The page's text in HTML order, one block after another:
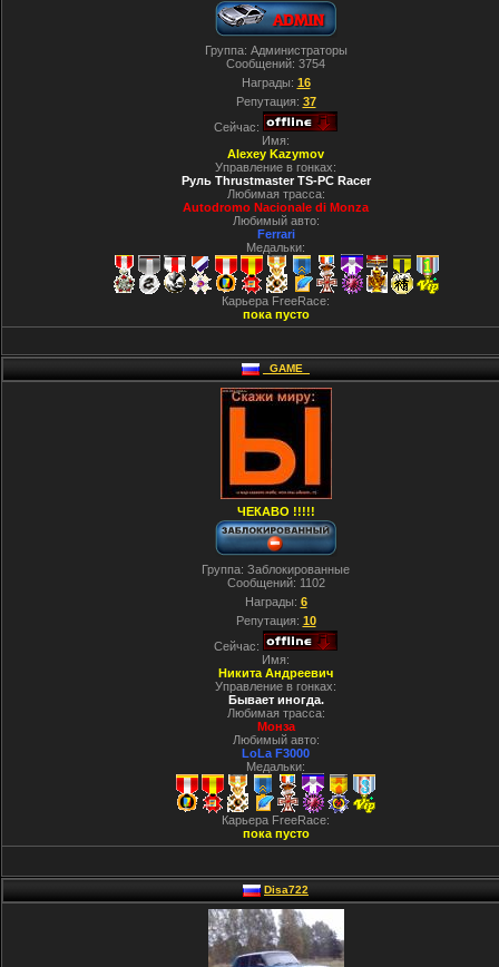
Группа: Администраторы
Сообщений: 3754
Награды: 16
Репутация: 37
Сейчас:
Имя:
Alexey Kazymov
Управление в гонках:
Руль Thrustmaster TS-PC Racer
Любимая трасса:
Autodromo Nacionale di Monza
Любимый авто:
Ferrari
Медальки:
Карьера FreeRace:
пока пусто
_GAME_
ЧЕКАВО !!!!!
Группа: Заблокированные
Сообщений: 1102
Награды: 6
Репутация: 10
Сейчас:
Имя:
Никита Андреевич
Управление в гонках:
Бывает иногда.
Любимая трасса:
Монза
Любимый авто:
LoLa F3000
Медальки:
Карьера FreeRace:
пока пусто
Disa722